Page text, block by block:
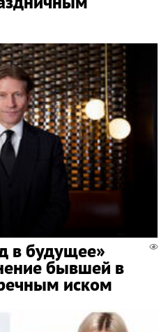
в будущее»
бывшей в
иском